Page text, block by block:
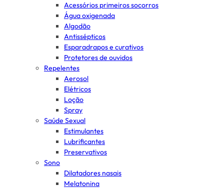
Acessórios primeiros socorros
Água oxigenada
Algodão
Antissépticos
Esparadrapos e curativos
Protetores de ouvidos
Repelentes
Aerosol
Elétricos
Loção
Spray
Saúde Sexual
Estimulantes
Lubrificantes
Preservativos
Sono
Dilatadores nasais
Melatonina